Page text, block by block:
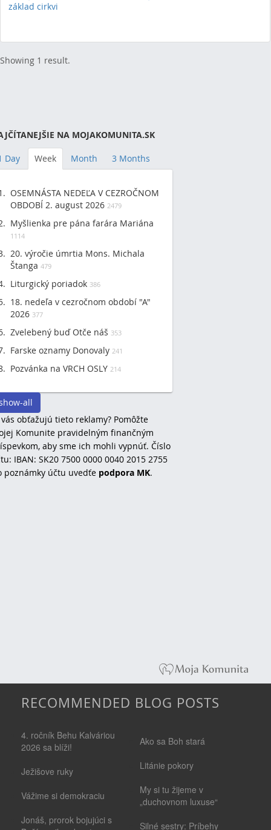
základ cirkvi
Showing 1 result.
NA MOJAKOMUNITA.SK
Day Week Month 3 Months
OSEMNÁSTA NEDEĽA V CEZROČNOM
OBDOBÍ 2. august 2026 2479
Myšlienka pre pána farára Mariána
1114
20. výročie úmrtia Mons. Michala
Štanga 479
Liturgický poriadok 386
18. nedeľa v cezročnom období "A"
2026 377
Zvelebený buď Otče náš 353
Farske oznamy Donovaly 241
Pozvánka na VRCH OSLY 214
all
obťažujú tieto reklamy? Pomôžte
Komunite pravidelným finančným
aby sme ich mohli vypnúť. Číslo
IBAN: SK20 7500 0000 0040 2015 2755
poznámky účtu uvedťe podpora MK.
RECOMMENDED BLOG POSTS
4. ročník Behu Kalváriou
2026 sa blíži!
Ježišove ruky
Vážime si demokraciu
Jonáš, prorok bojujúci s
Ako sa Boh stará
Litánie pokory
My si tu žijeme v
„duchovnom luxuse“
Silné sestry: Príbehy